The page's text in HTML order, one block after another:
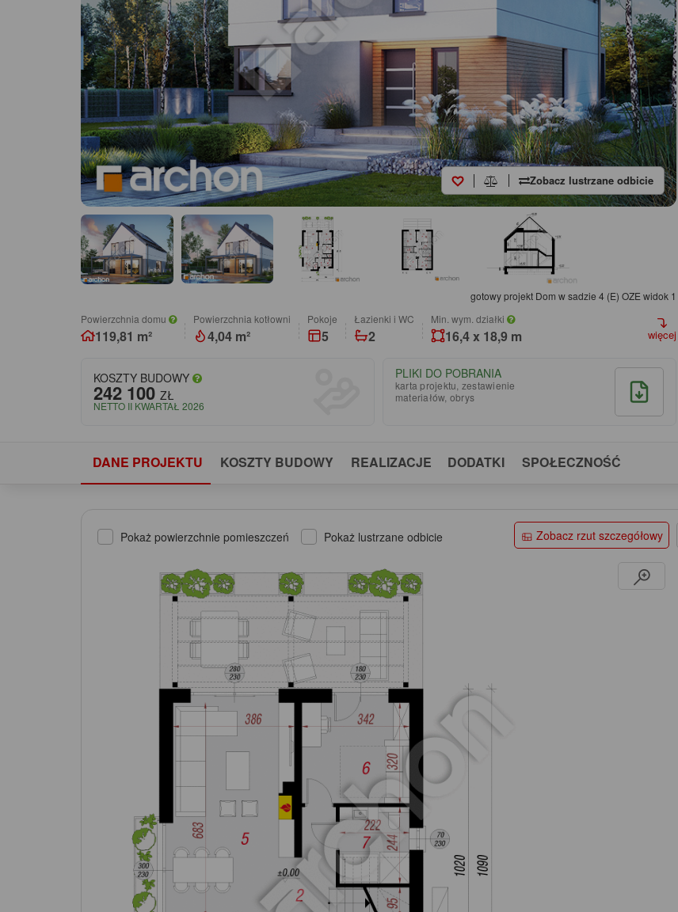
Zobacz lustrzane odbicie
gotowy projekt Dom w sadzie 4 (E) OZE widok 1
Powierzchnia domu
119,81 m²
Powierzchnia kotłowni
4,04 m²
pokoje
5
łazienki i WC
2
Min. wym. działki
16,4 x 18,9 m więcej
KOSZTY BUDOWY
242 100 ZŁ
NETTO II KWARTAŁ 2026
PLIKI DO POBRANIA
karta projektu, zestawienie
materiałów, obrys
DANE PROJEKTU KOSZTY BUDOWY REALIZACJE DODATKI SPOŁECZNOŚĆ
Pokaż powierzchnie pomieszczeń Pokaż lustrzane odbicie Zobacz rzut szczegółowy